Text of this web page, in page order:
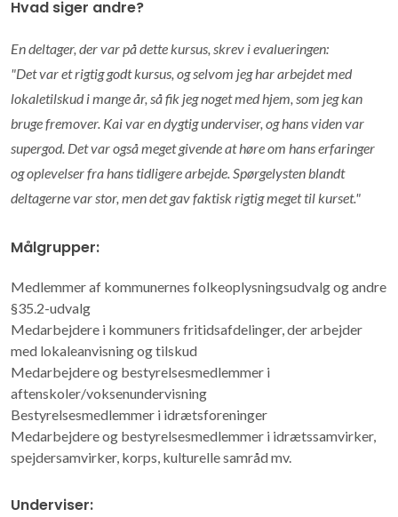
Hvad siger andre?
En deltager, der var på dette kursus, skrev i evalueringen:
"Det var et rigtig godt kursus, og selvom jeg har arbejdet med
lokaletilskud i mange år, så fik jeg noget med hjem, som jeg kan
bruge fremover. Kai var en dygtig underviser, og hans viden var
supergod. Det var også meget givende at høre om hans erfaringer
og oplevelser fra hans tidligere arbejde. Spørgelysten blandt
deltagerne var stor, men det gav faktisk rigtig meget til kurset."
Målgrupper:
Medlemmer af kommunernes folkeoplysningsudvalg og andre
§35.2-udvalg
Medarbejdere i kommuners fritidsafdelinger, der arbejder
med lokaleanvisning og tilskud
Medarbejdere og bestyrelsesmedlemmer i
aftenskoler/voksenundervisning
Bestyrelsesmedlemmer i idrætsforeninger
Medarbejdere og bestyrelsesmedlemmer i idrætssamvirker,
spejdersamvirker, korps, kulturelle samråd mv.
Underviser: